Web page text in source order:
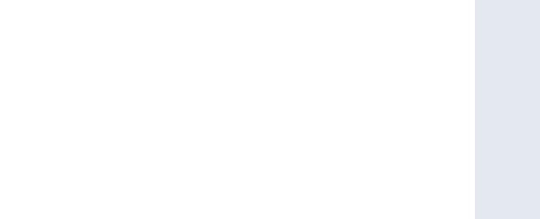
大厦南楼502室